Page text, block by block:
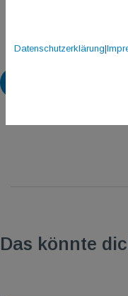
Das könnte
Datenschutzerklärung|